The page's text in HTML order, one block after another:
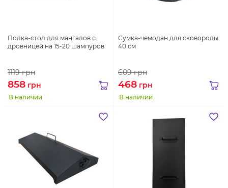
Полка-стол для мангалов с
дровницей на 15-20 шампуров
1119грн
858 грн
В наличии
Сумка-чемодан для сковороды
40 см
609грн
468 грн
В наличии